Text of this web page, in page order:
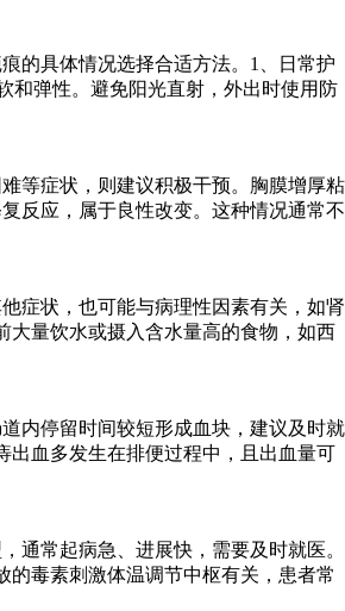
的具体情况选择合适方法。1、日常护
和弹性。避免阳光直射，外出时使用防
等症状，则建议积极干预。胸膜增厚粘
反应，属于良性改变。这种情况通常不
症状，也可能与病理性因素有关，如肾
大量饮水或摄入含水量高的食物，如西
内停留时间较短形成血块，建议及时就
出血多发生在排便过程中，且出血量可
通常起病急、进展快，需要及时就医。
毒素刺激体温调节中枢有关，患者常